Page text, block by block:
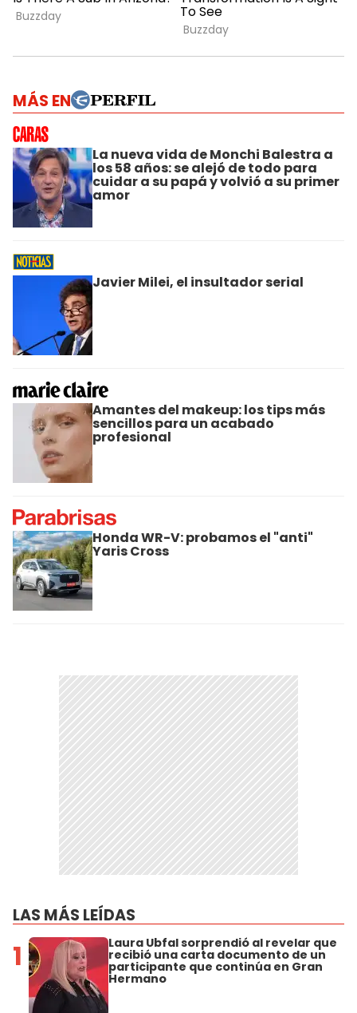
MÁS EN
La nueva vida de Monchi Balestra a
los 58 años: se alejó de todo para
cuidar a su papá y volvió a su primer
amor
Javier Milei, el insultador serial
Amantes del makeup: los tips más
sencillos para un acabado
profesional
Honda WR-V: probamos el "anti"
Yaris Cross
LAS MÁS LEÍDAS
1 Laura Ubfal sorprendió al revelar que
recibió una carta documento de un
participante que continúa en Gran
Hermano